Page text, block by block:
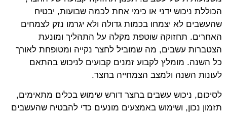
הכוללת ניכוש ידני או כימי אחת לכמה שבועות, יבטיח
שהעשבים לא יצמחו בכמות גדולה ולא יגרמו נזק לצמחים
האחרים. תחזוקה שוטפת מקלה על התהליך ומונעת
הצטברות עשבים, מה שמוביל לחצר נקייה ומטופחת לאורך
כל השנה. מומלץ לקבוע זמנים קבועים לניכוש בהתאם
לעונות השנה ולמצב הצמחייה בחצר.
לסיכום, ניכוש עשבים בחצר דורש שימוש בכלים מתאימים,
תזמון נכון, ושימוש באמצעים מונעים כדי להבטיח שהעשבים